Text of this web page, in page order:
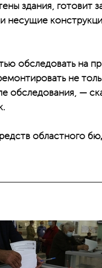
здания, готовит
несущие
обследовать на
не
обследования, —
областного